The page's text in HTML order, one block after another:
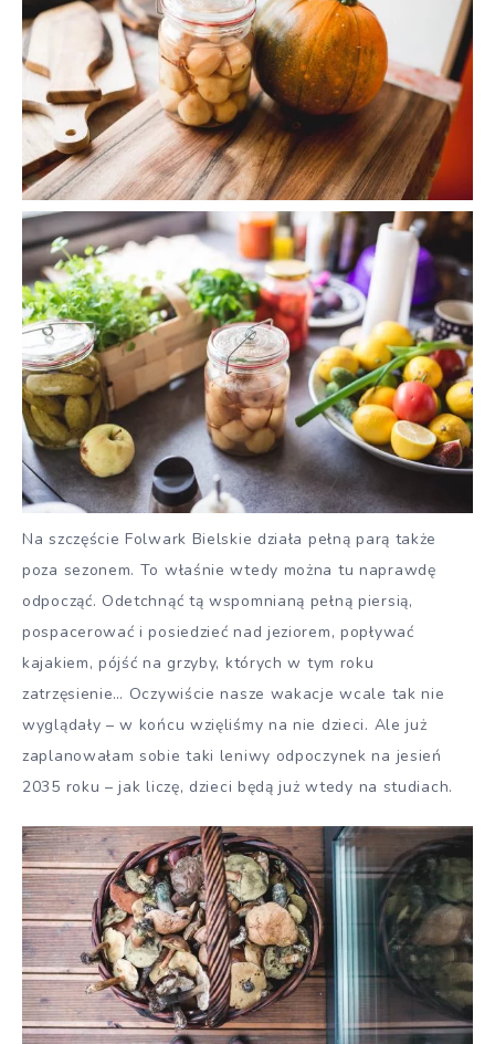
Na szczęście Folwark Bielskie działa pełną parą także
poza sezonem. To właśnie wtedy można tu naprawdę
odpocząć. Odetchnąć tą wspomnianą pełną piersią,
pospacerować i posiedzieć nad jeziorem, popływać
kajakiem, pójść na grzyby, których w tym roku
zatrzęsienie… Oczywiście nasze wakacje wcale tak nie
wyglądały – w końcu wzięliśmy na nie dzieci. Ale już
zaplanowałam sobie taki leniwy odpoczynek na jesień
2035 roku – jak liczę, dzieci będą już wtedy na studiach.